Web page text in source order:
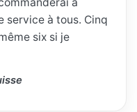
service à tous. Cinq
six si je